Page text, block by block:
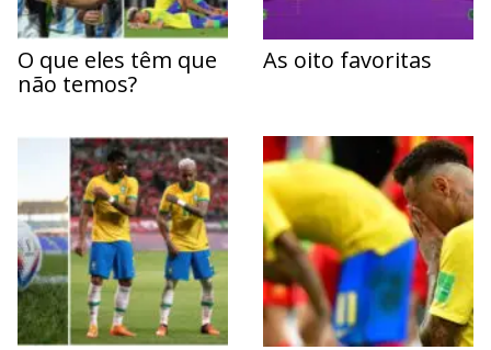
O que eles têm que
não temos?
As oito favoritas